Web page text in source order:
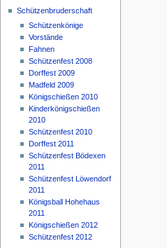
Schützenbruderschaft
Schützenkönige
Vorstände
Fahnen
Schützenfest 2008
Dorffest 2009
Madfeld 2009
Königschießen 2010
Kinderkönigschießen
2010
Schützenfest 2010
Dorffest 2011
Schützenfest Bödexen
2011
Schützenfest Löwendorf
2011
Königsball Hohehaus
2011
Königschießen 2012
Schützenfest 2012